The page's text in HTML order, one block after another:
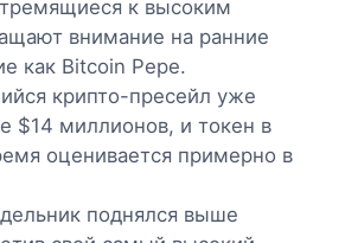
к высоким
внимание на ранние
как Bitcoin Pepe.
крипто-пресейл уже
$14 миллионов, и токен в
оценивается примерно в
поднялся выше